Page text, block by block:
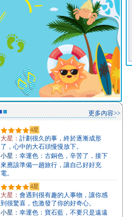
更多內容>>
4星
大星： 計劃很久的事，終於逐漸成形
了，心中的大石頭慢慢放下。
小星： 幸運色：古銅色，辛苦了，接下
來應該準備一趟旅行，讓自己好好充
電。
4星
大星： 會遇到很有趣的人事物，讓你感
到很驚喜，也激發了你的好奇心。
小星： 幸運色：寶石藍，不要只是遠遠